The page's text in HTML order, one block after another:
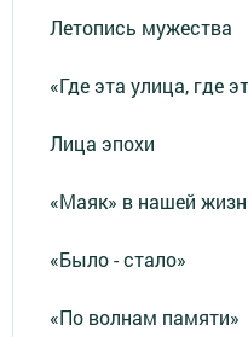
Летопись мужества
«Где эта улица, где
Лица эпохи
«Маяк» в нашей
«Было - стало»
«По волнам памяти»